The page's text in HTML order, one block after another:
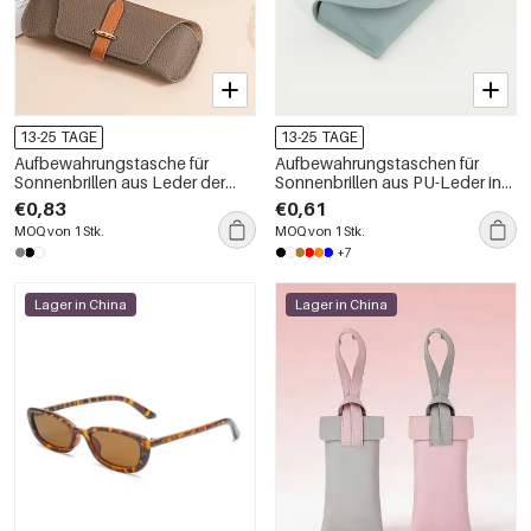
13-25 TAGE
Aufbewahrungstasche für
Sonnenbrillen aus Leder der
Simple Series Daily Edition in
Unifarben
€0,83
MOQ von 1 Stk.
13-25 TAGE
Aufbewahrungstaschen für
Sonnenbrillen aus PU-Leder in
schlichten Farben
€0,61
MOQ von 1 Stk.
+7
Lager in China Lager in China